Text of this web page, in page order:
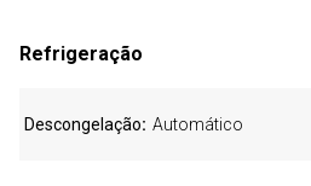
Refrigeração
Descongelação Automático